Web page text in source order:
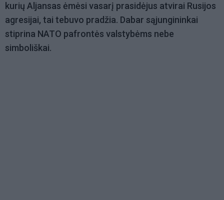
kurių Aljansas ėmėsi vasarį prasidėjus atvirai Rusijos
agresijai, tai tebuvo pradžia. Dabar sąjungininkai
stiprina NATO pafrontės valstybėms nebe
simboliškai.